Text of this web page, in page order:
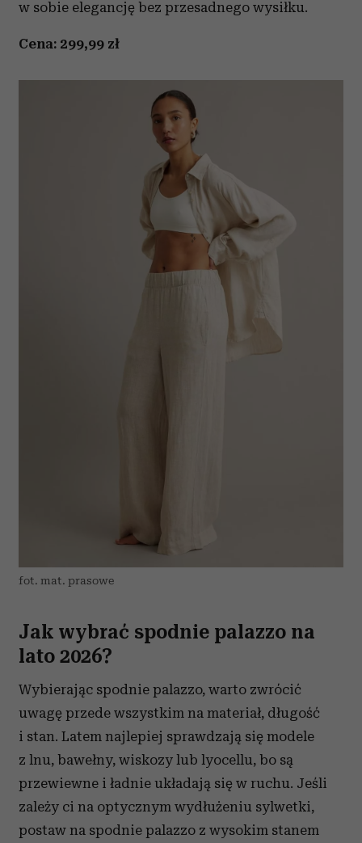
w sobie elegancję bez przesadnego wysiłku.
Cena: 299,99 zł
fot. mat. prasowe
Jak wybrać spodnie palazzo na
lato 2026?
Wybierając spodnie palazzo, warto zwrócić
uwagę przede wszystkim na materiał, długość
i stan. Latem najlepiej sprawdzają się modele
z lnu, bawełny, wiskozy lub lyocellu, bo są
przewiewne i ładnie układają się w ruchu. Jeśli
zależy ci na optycznym wydłużeniu sylwetki,
postaw na spodnie palazzo z wysokim stanem